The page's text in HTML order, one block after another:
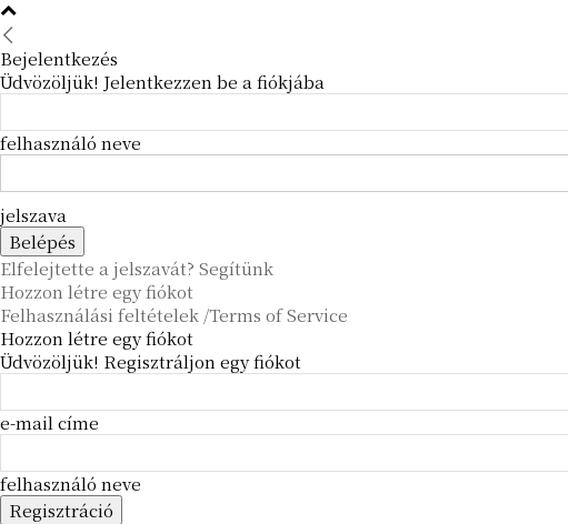
Bejelentkezés
Üdvözöljük! Jelentkezzen be a fiókjába
felhasználó neve
jelszava
Elfelejtette a jelszavát? Segítünk
Hozzon létre egy fiókot
Felhasználási feltételek /Terms of Service
Hozzon létre egy fiókot
Üdvözöljük! Regisztráljon egy fiókot
e-mail címe
felhasználó neve